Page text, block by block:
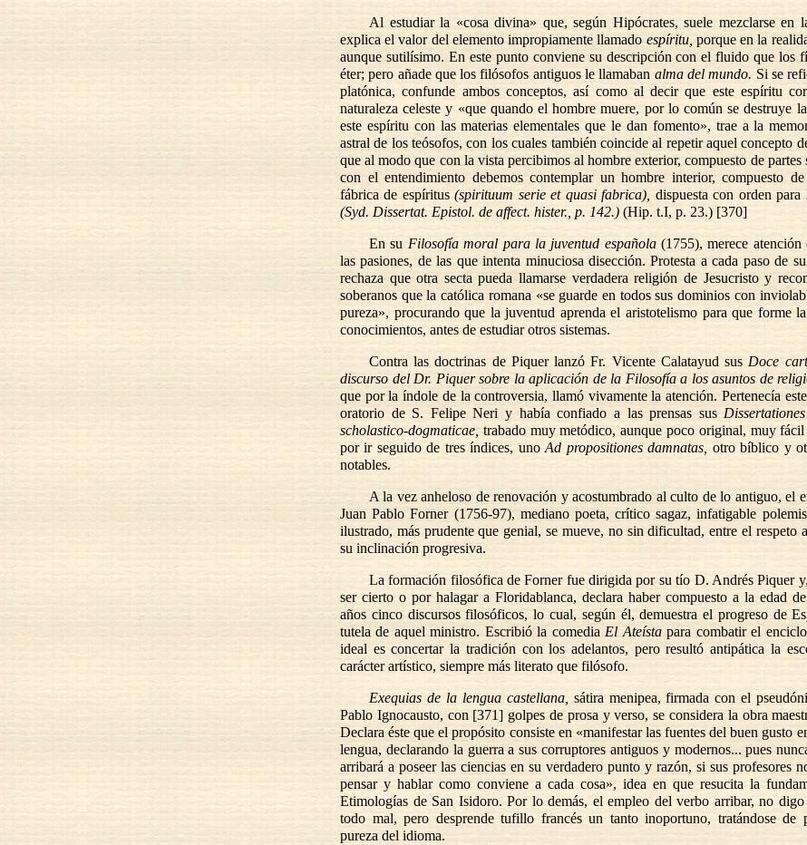
Al estudiar la «cosa divina» que, según Hipócrates, suele mezclarse en
explica el valor del elemento impropiamente llamadoespíritu, porque en la
aunque sutilísimo. En este punto conviene su descripción con el fluido que los
éter; pero añade que los filósofos antiguos le llamaban alma del mundo. Si se
platónica, confunde ambos conceptos, así como al decir que este espíritu
naturaleza celeste y «que quando el hombre muere, por lo común se destruye
este espíritu con las materias elementales que le dan fomento», trae a la
astral de los teósofos, con los cuales también coincide al repetir aquel concepto
que al modo que con la vista percibimos al hombre exterior, compuesto de partes
con el entendimiento debemos contemplar un hombre interior, compuesto
fábrica de espíritus(spirituum serie et quasi fabrica), dispuesta con orden para
(Syd. Dissertat. Epistol. de affect. hister., p. 142.) (Hip. t.I, p. 23.) [370]
En su Filosofía moral para la juventud española(1755), merece atención
las pasiones, de las que intenta minuciosa disección. Protesta a cada paso de
rechaza que otra secta pueda llamarse verdadera religión de Jesucristo y
soberanos que la católica romana «se guarde en todos sus dominios con
pureza», procurando que la juventud aprenda el aristotelismo para que forme
conocimientos, antes de estudiar otros sistemas.
Contra las doctrinas de Piquer lanzó Fr. Vicente Calatayud sus Doce
discurso del Dr. Piquer sobre la aplicación de la Filosofía a los asuntos de
que por la índole de la controversia, llamó vivamente la atención. Pertenecía
oratorio de S. Felipe Neri y había confiado a las prensas sus
scholastico-dogmaticae, trabado muy metódico, aunque poco original, muy
por ir seguido de tres índices, unoAd propositiones damnatas, otro bíblico y
notables.
A la vez anheloso de renovación y acostumbrado al culto de lo antiguo, el
Juan Pablo Forner (1756-97), mediano poeta, crítico sagaz, infatigable
ilustrado, más prudente que genial, se mueve, no sin dificultad, entre el respeto
su inclinación progresiva.
La formación filosófica de Forner fue dirigida por su tío D. Andrés Piquer
ser cierto o por halagar a Floridablanca, declara haber compuesto a la edad
años cinco discursos filosóficos, lo cual, según él, demuestra el progreso de
tutela de aquel ministro. Escribió la comedia El Ateístapara combatir el
ideal es concertar la tradición con los adelantos, pero resultó antipática la
carácter artístico, siempre más literato que filósofo.
Exequias de la lengua castellana, sátira menipea, firmada con el
Pablo Ignocausto, con [371] golpes de prosa y verso, se considera la obra
Declara éste que el propósito consiste en «manifestar las fuentes del buen gusto
lengua, declarando la guerra a sus corruptores antiguos y modernos... pues
arribará a poseer las ciencias en su verdadero punto y razón, si sus profesores
pensar y hablar como conviene a cada cosa», idea en que resucita la
Etimologías de San Isidoro. Por lo demás, el empleo del verbo arribar, no digo
todo mal, pero desprende tufillo francés un tanto inoportuno, tratándose de
pureza del idioma.